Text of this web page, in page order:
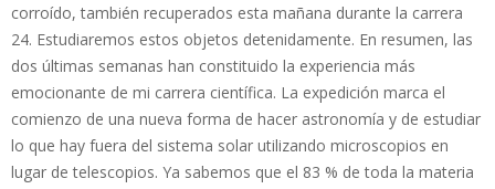
corroído, también recuperados esta mañana durante la carrera
24. Estudiaremos estos objetos detenidamente. En resumen, las
dos últimas semanas han constituido la experiencia más
emocionante de mi carrera científica. La expedición marca el
comienzo de una nueva forma de hacer astronomía y de estudiar
lo que hay fuera del sistema solar utilizando microscopios en
lugar de telescopios. Ya sabemos que el 83 % de toda la materia